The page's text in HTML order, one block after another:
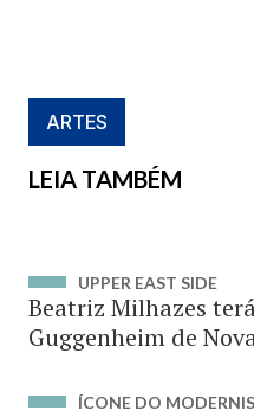
ARTES
LEIA TAMBÉM
UPPER EAST SIDE
Beatriz Milhazes
Guggenheim de
ÍCONE DO